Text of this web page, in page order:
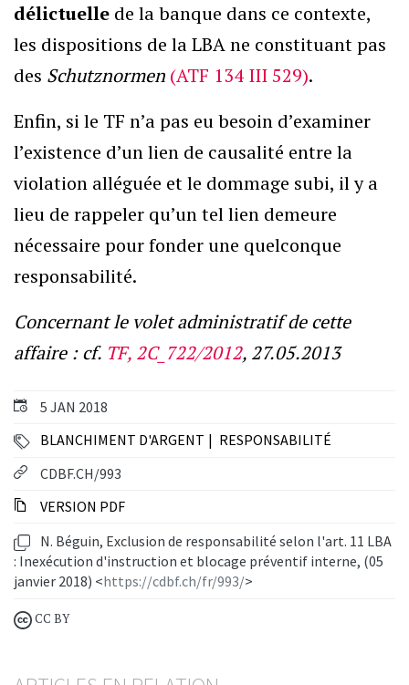
5 JAN 2018
BLANCHIMENT D'ARGENT
RESPONSABILITÉ
CDBF.CH/993
VERSION PDF
N. Béguin, Exclusion de responsabilité selon l'art. 11 LBA
: Inexécution d'instruction et blocage préventif interne, (05
janvier 2018) <https://cdbf.ch/fr/993/>
CC BY
délictuelle de la banque dans ce contexte,
les dispositions de la LBA ne constituant pas
des Schutznormen (ATF 134 III 529).
Enfin, si le TF n’a pas eu besoin d’examiner
l’existence d’un lien de causalité entre la
violation alléguée et le dommage subi, il y a
lieu de rappeler qu’un tel lien demeure
nécessaire pour fonder une quelconque
responsabilité.
Concernant le volet administratif de cette
affaire : cf. TF, 2C_722/2012, 27.05.2013